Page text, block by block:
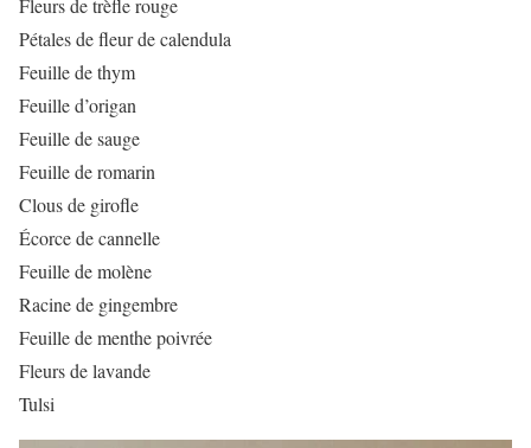
Fleurs de trèfle rouge
Pétales de fleur de calendula
Feuille de thym
Feuille d’origan
Feuille de sauge
Feuille de romarin
Clous de girofle
Écorce de cannelle
Feuille de molène
Racine de gingembre
Feuille de menthe poivrée
Fleurs de lavande
Tulsi